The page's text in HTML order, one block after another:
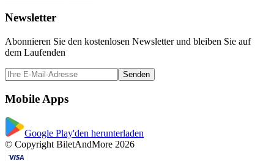
Newsletter
Abonnieren Sie den kostenlosen Newsletter und bleiben Sie auf
dem Laufenden
Senden
Mobile Apps
Google Play'den herunterladen
© Copyright BiletAndMore 2026